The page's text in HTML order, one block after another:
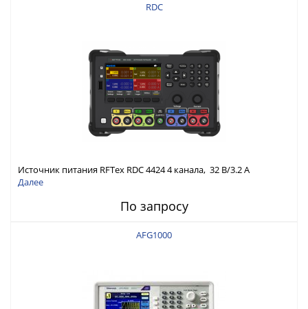
RDC
Источник питания RFTex RDC 4424 4 канала, 32 В/3.2 А
Далее
По запросу
AFG1000